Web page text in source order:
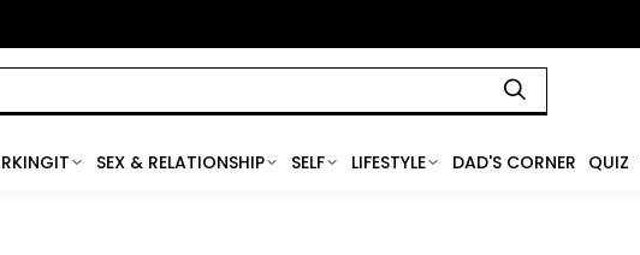
SEX & RELATIONSHIP SELF LIFESTYLE DAD'S CORNER QUIZ